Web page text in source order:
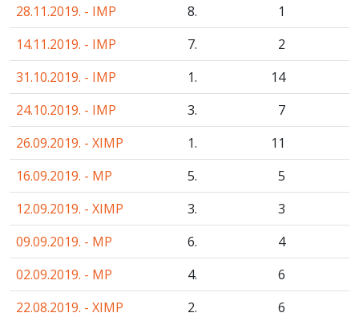
28.11.2019. - IMP
8.
1
14.11.2019. - IMP
7.
2
31.10.2019. - IMP
1.
14
24.10.2019. - IMP
3.
7
26.09.2019. - XIMP
1.
11
16.09.2019. - MP
5.
5
12.09.2019. - XIMP
3.
3
09.09.2019. - MP
6.
4
02.09.2019. - MP
4.
6
22.08.2019. - XIMP
2.
6